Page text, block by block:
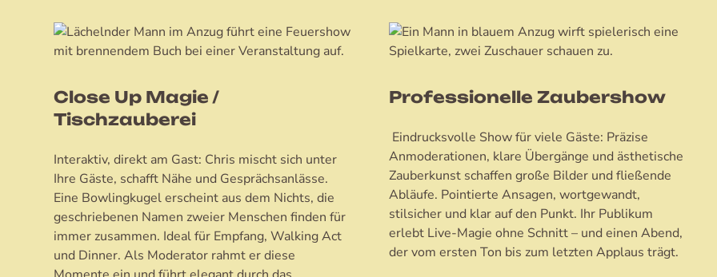
Close Up Magie /
Tischzauberei
Interaktiv, direkt am Gast: Chris mischt sich unter
Ihre Gäste, schafft Nähe und Gesprächsanlässe.
Eine Bowlingkugel erscheint aus dem Nichts, die
geschriebenen Namen zweier Menschen finden für
immer zusammen. Ideal für Empfang, Walking Act
und Dinner. Als Moderator rahmt er diese
Professionelle Zaubershow
Eindrucksvolle Show für viele Gäste: Präzise
Anmoderationen, klare Übergänge und ästhetische
Zauberkunst schaffen große Bilder und fließende
Abläufe. Pointierte Ansagen, wortgewandt,
stilsicher und klar auf den Punkt. Ihr Publikum
erlebt Live-Magie ohne Schnitt – und einen Abend,
der vom ersten Ton bis zum letzten Applaus trägt.